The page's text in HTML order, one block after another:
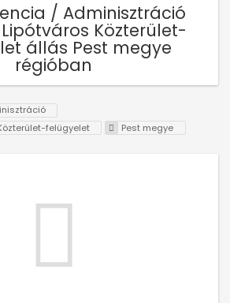
/ Adminisztráció
Közterület-
állás Pest megye
régióban
felügyelet
Pest megye